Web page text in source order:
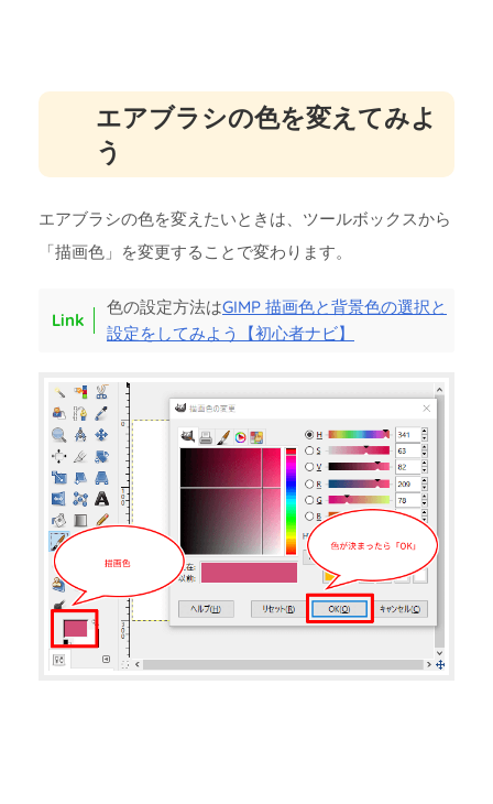
エアブラシの色を変えてみよ
う
エアブラシの色を変えたいときは、ツールボックスから
「描画色」を変更することで変わります。
色の設定方法はGIMP 描画色と背景色の選択と
設定をしてみよう【初心者ナビ】